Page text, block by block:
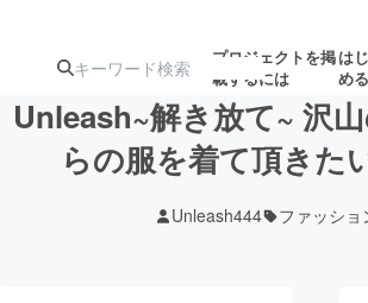
プロジェクトを掲
載するには
はじ
める
ジェクト
ロジェク
Unleash~解き放て~ 沢
らの服を着て頂きた
Unleash444 ファッショ